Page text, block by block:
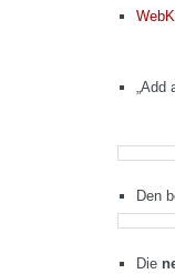
Den
Die